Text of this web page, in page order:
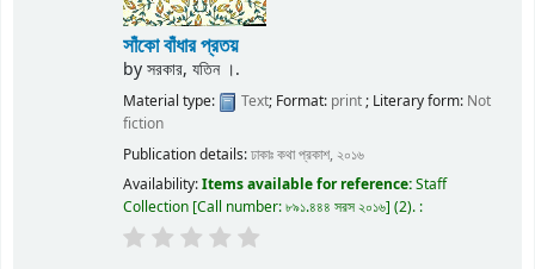
সাঁকো বাঁধার প্রতয়
byসরকার, যতিন ।.
Material type: Text; Format: print; Literary form: Not
fiction
Publication details:ঢাকাঃকথা প্রকাশ, ২০১৬
Availability:Items available for reference:Staff
Collection Call number:৮৯১.৪৪৪ সরস ২০১৬ (2). :